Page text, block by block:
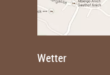
Wetter